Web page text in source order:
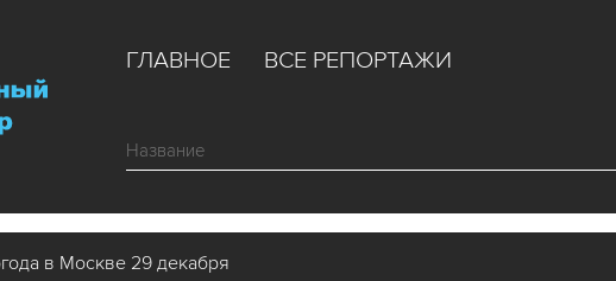
ГЛАВНОЕ ВСЕ РЕПОРТАЖИ
в Москве 29 декабря